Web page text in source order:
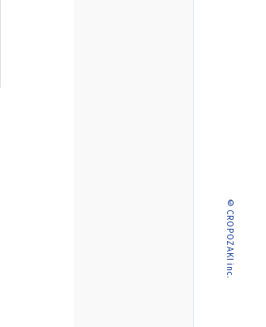
© CROPOZAKI inc.